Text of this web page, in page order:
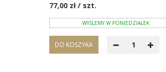
77,00 zł / szt.
WYŚLEMY W PONIEDZIAŁEK
DO KOSZYKA